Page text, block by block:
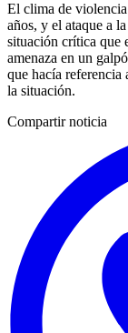
El clima de
años, y el ataque a
situación crítica que
amenaza en un
que hacía referencia
la situación.
Compartir noticia